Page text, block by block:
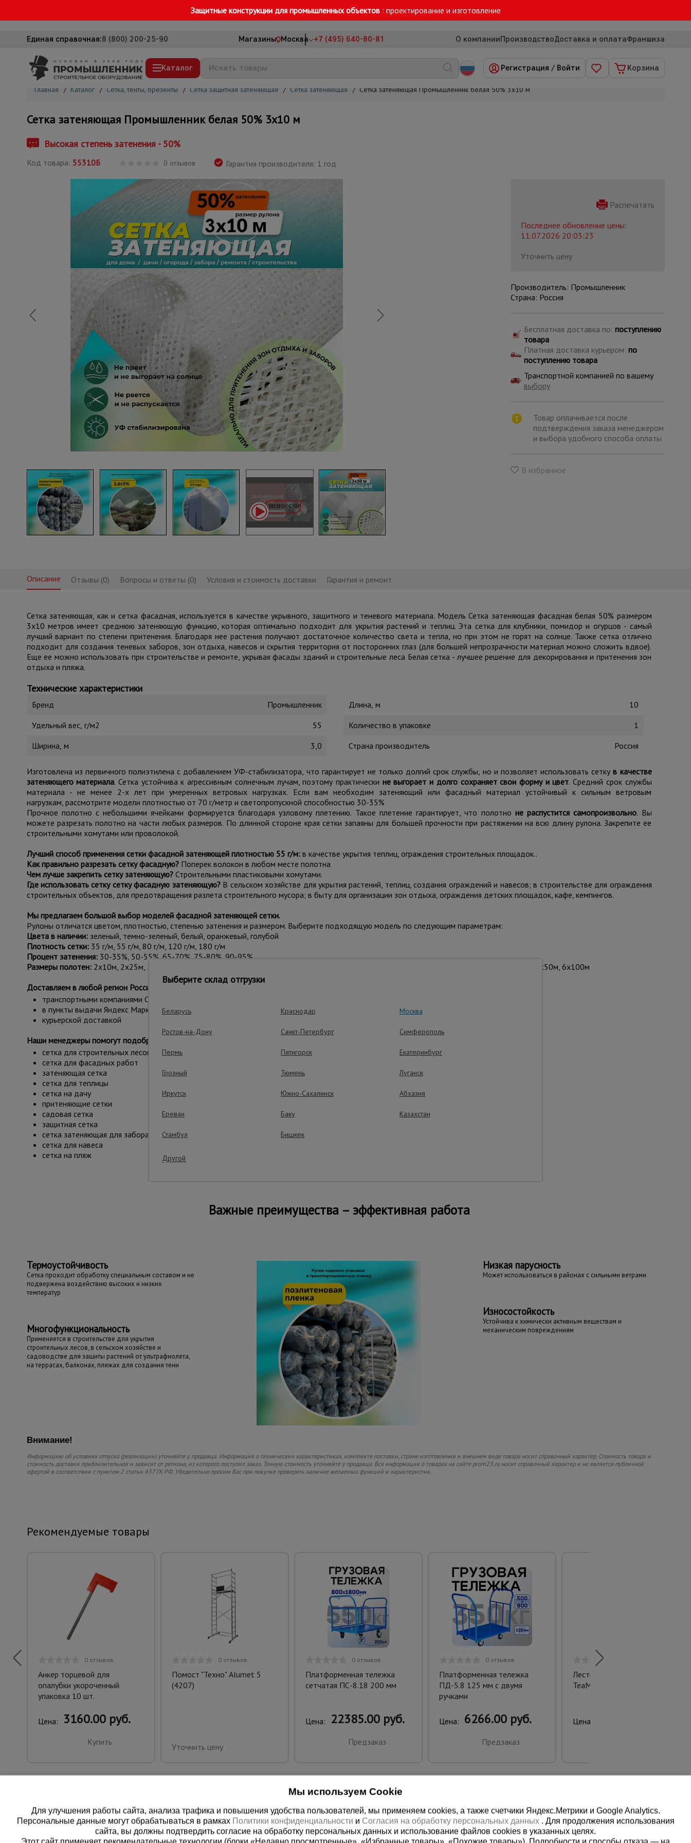
Защитные конструкции для промышленных объектов : проектирование и изготовление
Единая справочная:8 (800) 200-25-90 Магазины Москва +7 (495) 640-80-81 О компанииПроизводствоДоставка и оплатаФраншиза
Каталог
Вышки-туры
Подмости строительные
Сетка, тенты, брезенты
Грузоподъемное оборудование
Мусоропровод строительный
Фанера ламинированная
Опалубка
Вибротехника для строительства
Оборудование для работы с арматурой
Оборудование для бетонных работ
Техника для склада
Тачки строительные и садовые
Лестницы и стремянки
Штукатурные комплекты
Сварочные аппараты
Тепловые пушки
Металл и металлообработка
всех
товаров
Регистрация / Войти Корзина
Главная / Каталог / Сетка, тенты, брезенты / Сетка защитная затеняющая / Сетка затеняющая / Сетка затеняющая Промышленник белая 50% 3х10 м
Сетка затеняющая Промышленник белая 50% 3х10 м
Высокая степень затенения - 50%
Код товара: 55310Б 0 отзывов Гарантия производителя: 1 год
Распечатать
Последнее обновление цены:
11.07.2026 20:03:23
Уточнить цену
Производитель: Промышленник
Страна: Россия
Бесплатная доставка по: поступлению
товара
Платная доставка курьером: по
поступлению товара
Транспортной компанией по вашему
выбору
Товар оплачивается после
подтверждения заказа менеджером
и выбора удобного способа оплаты
В избранное
Описание Отзывы (0) Вопросы и ответы (0) Условия и стоимость доставки Гарантия и ремонт
Сетка затеняющая, как и сетка фасадная, используется в качестве укрывного, защитного и теневого материала. Модель Сетка затеняющая фасадная белая 50% размером
3х10 метров имеет среднюю затеняющую функцию, которая оптимально подходит для укрытия растений и теплиц. Эта сетка для клубники, помидор и огурцов - самый
лучший вариант по степени притенения. Благодаря нее растения получают достаточное количество света и тепла, но при этом не горят на солнце. Также сетка отлично
подходит для создания теневых заборов, зон отдыха, навесов и скрытия территория от посторонних глаз (для большей непрозрачности материал можно сложить вдвое).
Еще ее можно использовать при строительстве и ремонте, укрывая фасады зданий и строительные леса Белая сетка - лучшее решение для декорирования и притенения зон
отдыха и пляжа.
Технические характеристики
Бренд
Промышленник
Удельный вес, г/м2
55
Ширина, м
3,0
Длина, м
10
Количество в упаковке
1
Страна производитель
Россия
Изготовлена из первичного полиэтилена с добавлением УФ-стабилизатора, что гарантирует не только долгий срок службы, но и позволяет использовать сеткув качестве
затеняющего материала. Сетка устойчива к агрессивным солнечным лучам, поэтому практически не выгорает и долго сохраняет свои форму и цвет. Средний срок службы
материала - не менее 2-х лет при умеренных ветровых нагрузках. Если вам необходим затеняющий или фасадный материал устойчивый к сильным ветровым
нагрузкам, рассмотрите модели плотностью от 70 г/метр и светопропускной способностью 30-35%
Прочное полотно с небольшими ячейками формируется благодаря узловому плетению. Такое плетение гарантирует, что полотно не распустится самопроизвольно. Вы
можете разрезать полотно на части любых размеров. По длинной стороне края сетки запаяны для большей прочности при растяжении на всю длину рулона. Закрепите ее
строительными хомутами или проволокой.
Лучший способ применения сетки фасадной затеняющей плотностью 55 г/м:в качестве укрытия теплиц, ограждения строительных площадок..
Как правильно разрезать сетку фасадную?Поперек волокон в любом месте полотна
Чем лучше закрепить сетку затеняющую? Строительными пластиковыми хомутами.
Где использовать сетку сетку фасадную затеняющую?В сельском хозяйстве для укрытия растений, теплиц, создания ограждений и навесов; в строительстве для ограждения
строительных объектов, для предотвращения разлета строительного мусора; в быту для организации зон отдыха, ограждения детских площадок, кафе, кемпингов.
Мы предлагаем большой выбор моделей фасадной затеняющей сетки.
Рулоны отличатся цветом, плотностью, степенью затенения и размером. Выберите подходящую модель по следующим параметрам:
Цвета в наличии:зеленый, темно-зеленый, белый, оранжевый, голубой
Плотность сетки:35 г/м, 55 г/м, 80 г/м, 120 г/м, 180 г/м
Процент затенения: 30-35%, 50-55%, 65-70%, 75-80%, 90-95%
Размеры полотен:2х10м, 2х25м, 2х50м, 2х100м, 3х10м, 3х20м, 3х25м, 3х50м, 3х100м, 4х10м, 4х20м, 4х25м, 4х50м, 4х100м, 6х10м, 6х25м, 6х50м, 6х100м
Доставляем в любой регион России:
транспортными компаниями СДЭК, Деловые линии
в пункты выдачи Яндекс Маркета
курьерской доставкой
Наши менеджеры помогут подобрать для вас оптимальный вариант сетки нужного размера:
сетка для строительных лесов
сетка для фасадных работ
затеняющая сетка
сетка для теплицы
сетка на дачу
притеняющие сетки
садовая сетка
защитная сетка
сетка затеняющая для забора
сетка для навеса
сетка на пляж
Важные преимущества – эффективная работа
Термоустойчивость
Сетка проходит обработку специальным составом и не
подвержена воздействию высоких и низких
температур
Многофункциональность
Применяется в строительстве для укрытия
строительных лесов, в сельском хозяйстве и
садоводстве для защиты растений от ультрафиолета,
на террасах, балконах, пляжах для создания тени
Низкая парусность
Может использоваться в районах с сильными ветрами
Износостойкость
Устойчива к химически активным веществам и
механическим повреждениям
Внимание!
Информацию об условиях отпуска (реализации) уточняйте у продавца. Информация о технических характеристиках, комплекте поставки, стране изготовления и внешнем виде товара носит справочный характер. Стоимость товара и
стоимость доставки приблизительная и зависит от региона, из которого поступил заказ. Точную стоимость уточняйте у продавца. Вся информация о товарах на сайте prom23.ru носит справочный характер и не является публичной
офертой в соответствии с пунктом 2 статьи 437 ГК РФ. Убедительно просим Вас при покупке проверять наличие желаемых функций и характеристик.
Рекомендуемые товары
0 отзывов
Анкер торцевой для
опалубки укороченный
упаковка 10 шт.
Цена: 3160.00 руб.
Купить
0 отзывов
Помост "Техно" Alumet 5
(4207)
Уточнить цену
0 отзывов
Платформенная тележка
сетчатая ПС-8.18 200 мм
Цена: 22385.00 руб.
Предзаказ
0 отзывов
Платформенная тележка
ПД-5.8 125 мм с двумя
ручками
Цена: 6266.00 руб.
Предзаказ
Лестница трехсекционная
TeaM S4313
Цена:
Выберите склад отгрузки
Беларусь Краснодар Москва
Ростов-на-Дону Санкт-Петербург Симферополь
Пермь Пятигорск Екатеринбург
Грозный Тюмень Луганск
Иркутск Южно-Сахалинск Абхазия
Ереван Баку Казахстан
Стамбул Бишкек
Другой
Мы используем Cookie
Для улучшения работы сайта, анализа трафика и повышения удобства пользователей, мы применяем cookies, а также счетчики Яндекс.Метрики и Google Analytics.
Персональные данные могут обрабатываться в рамках Политики конфиденциальности и Согласия на обработку персональных данных . Для продолжения использования
сайта, вы должны подтвердить согласие на обработку персональных данных и использование файлов cookies в указанных целях.